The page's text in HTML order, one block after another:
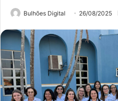
Bulhões Digital 26/08/2025